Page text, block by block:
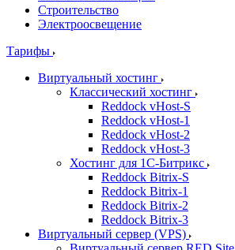
Строительство
Электроосвещение
Тарифы
Виртуальный хостинг
Классический хостинг
Reddock vHost-S
Reddock vHost-1
Reddock vHost-2
Reddock vHost-3
Хостинг для 1С-Битрикс
Reddock Bitrix-S
Reddock Bitrix-1
Reddock Bitrix-2
Reddock Bitrix-3
Виртуальный сервер (VPS)